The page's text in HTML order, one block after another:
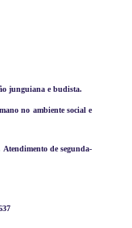
junguiana e budista.
no ambiente social e
de segunda-